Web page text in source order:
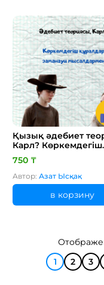
Қызық әдебиет
Карл? Көркемдегіш
құралдар
750 ₸
Автор: Азат Ысқақ
в корзину
1
2 3